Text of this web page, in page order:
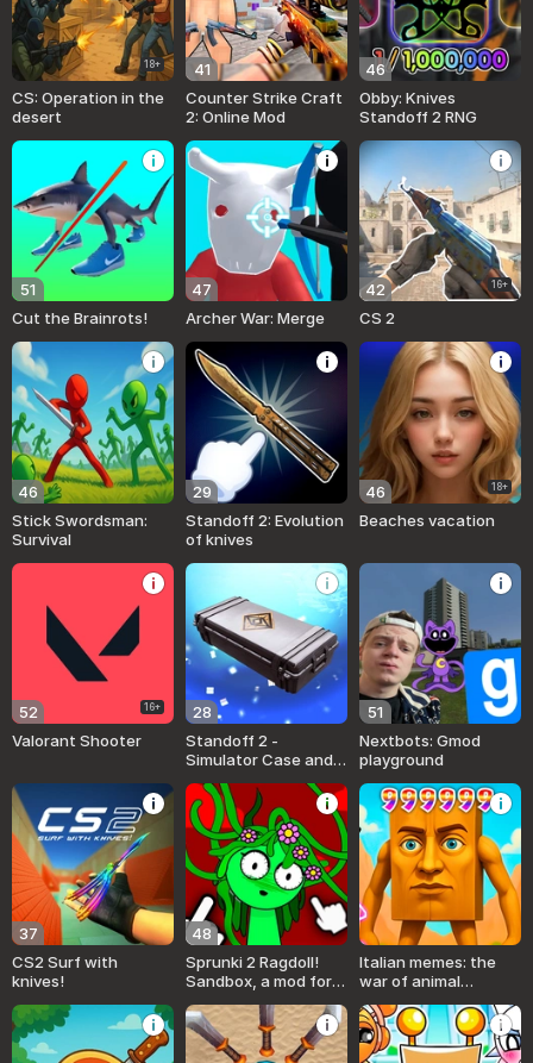
18+
CS: Operation in the
desert
41
Counter Strike Craft
2: Online Mod
46
Obby: Knives
Standoff 2 RNG
51
Cut the Brainrots!
47
Archer War: Merge
42 16+
CS 2
46
Stick Swordsman:
Survival
29
Standoff 2: Evolution
of knives
46 18+
Beaches vacation
52 16+
Valorant Shooter
28
Standoff 2 -
Simulator Case and
51
Nextbots: Gmod
playground
37
CS2 Surf with
knives!
48
Sprunki 2 Ragdoll!
Sandbox, a mod for
Italian memes: the
war of animal